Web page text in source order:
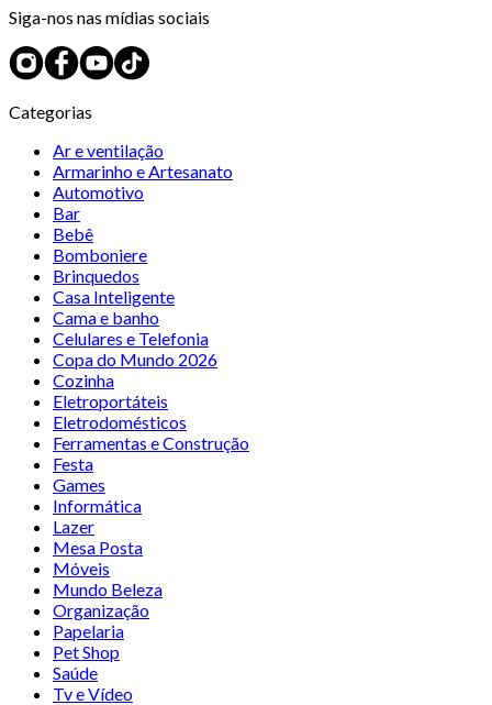
Siga-nos nas mídias sociais
Categorias
Ar e ventilação
Armarinho e Artesanato
Automotivo
Bar
Bebê
Bomboniere
Brinquedos
Casa Inteligente
Cama e banho
Celulares e Telefonia
Copa do Mundo 2026
Cozinha
Eletroportáteis
Eletrodomésticos
Ferramentas e Construção
Festa
Games
Informática
Lazer
Mesa Posta
Móveis
Mundo Beleza
Organização
Papelaria
Pet Shop
Saúde
Tv e Vídeo